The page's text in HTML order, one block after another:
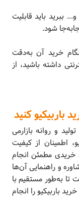
ببرید باید قابلیت
شود.
خرید آن به‌دقت
داشته باشید، از
باربیکیو کنید
و روانه بازارمی
اطمینان از کیفیت
مطمئن انجام
و راهنمایی آن‌ها
به‌طور مستقیم با
باربیکیو را انجام